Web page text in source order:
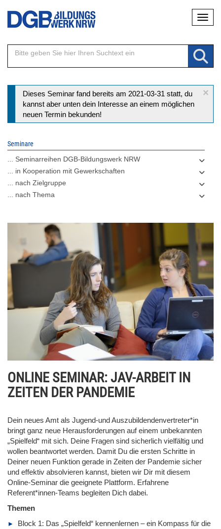
Direkt
Inhalt
×
Statusmeldung
Dieses Seminar fand bereits am 2021-03-31 statt, du
kannst aber unten dein Interesse an einem möglichen
neuen Termin bekunden!
Seminare
... Seminarreihen DGB-Bildungswerk NRW
... in Kooperation mit Gewerkschaften
... nach Zielgruppe
... nach Thema
ONLINE SEMINAR: JAV-ARBEIT IN
ZEITEN DER PANDEMIE
Dein neues Amt als Jugend-und Auszubildendenvertreter*in
bringt ganz neue Herausforderungen auf einem unbekannten
„Spielfeld“ mit sich. Deine Fragen sind sicherlich vielfältig und
wollen beantwortet werden. Damit Du die ersten Schritte in
Deiner neuen Funktion gerade in Zeiten der Pandemie sicher
und effektiv absolvieren kannst, bieten wir Dir mit diesem
Online-Seminar die geeignete Plattform. Erfahrene
Referent*innen-Teams begleiten Dich dabei.
Themen
Block 1: Das „Spielfeld“ kennenlernen – ein Kompass für die